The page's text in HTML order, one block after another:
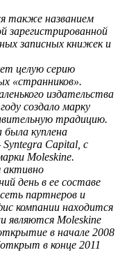
также названием
зарегистрированной
записных книжек и
целую серию
«странников».
издательства
создало марку
традицию.
куплена
Capital, с
Moleskine.
активно
день в ее составе
партнеров и
компании находится
являются Moleskine
в начале 2008
в конце 2011